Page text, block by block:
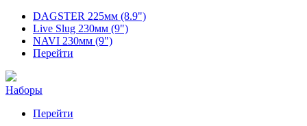
DAGSTER 225мм (8.9")
Live Slug 230мм (9")
NAVI 230мм (9")
Перейти
Наборы
Перейти